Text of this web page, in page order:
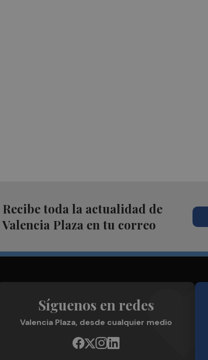
Recibe toda la actualidad de
Valencia Plaza en tu correo
Síguenos en redes
Valencia Plaza, desde cualquier medio